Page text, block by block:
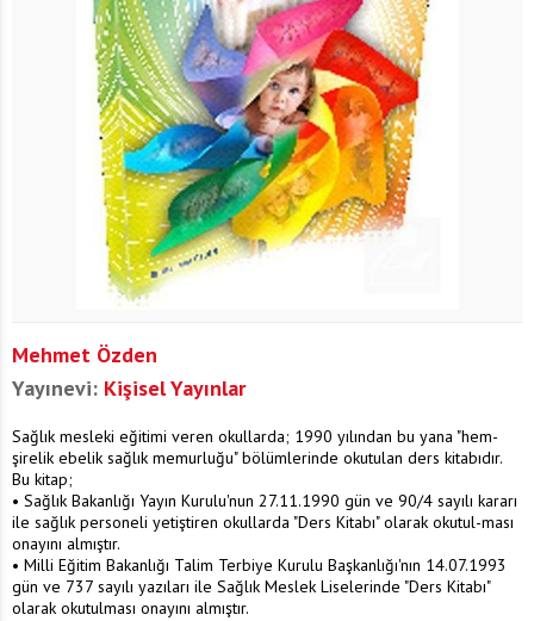
Mehmet Özden
Yayınevi: Kişisel Yayınlar
Sağlık mesleki eğitimi veren okullarda; 1990 yılından bu yana "hem-
şirelik ebelik sağlık memurluğu" bölümlerinde okutulan ders kitabıdır.
Bu kitap;
• Sağlık Bakanlığı Yayın Kurulu'nun 27.11.1990 gün ve 90/4 sayılı kararı
ile sağlık personeli yetiştiren okullarda "Ders Kitabı" olarak okutul-ması
onayını almıştır.
• Milli Eğitim Bakanlığı Talim Terbiye Kurulu Başkanlığı'nın 14.07.1993
gün ve 737 sayılı yazıları ile Sağlık Meslek Liselerinde "Ders Kitabı"
olarak okutulması onayını almıştır.